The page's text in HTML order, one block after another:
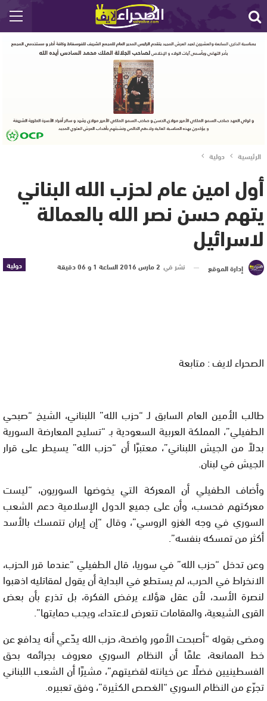
الرئيسية دولية
أول امين عام لحزب الله البناني
يتهم حسن نصر الله بالعمالة
لاسرائيل
دولية إدارة الموقع نشر في 2 مارس 2016 الساعة 1 و 06 دقيقة
الصحراء لايف : متابعة
طالب الأمين العام السابق لـ “حزب الله” اللبناني، الشيخ “صبحي
الطفيلي”، المملكة العربية السعودية بـ “تسليح المعارضة السورية
بدلاً من الجيش اللبناني”، معتبرًا أن “حزب الله” يسيطر على قرار
الجيش في لبنان.
وأضاف الطفيلي أن المعركة التي يخوضها السوريون، “ليست
معركتهم فحسب، وأن على جميع الدول الإسلامية دعم الشعب
السوري في وجه الغزو الروسي”، وقال “إن إيران تتمسك بالأسد
أكثر من تمسكه بنفسه”.
وعن تدخل “حزب الله” في سوريا، قال الطفيلي “عندما قرر الحزب،
الانخراط في الحرب، لم يستطع في البداية أن يقول لمقاتليه اذهبوا
لنصرة الأسد، لأن عقل هؤلاء يرفض الفكرة، بل تذرع بأن بعض
القرى الشيعية، والمقامات تتعرض لاعتداء، ويجب حمايتها”.
ومضى بقوله “أصبحت الأمور واضحة، حزب الله يدّعي أنه يدافع عن
خط الممانعة، علمًا أن النظام السوري معروف بجرائمه بحق
الفسطينيين فضلًا عن خيانته لقضيتهم”، مشيرًا أن الشعب اللبناني
تجرّع من النظام السوري “الغصص الكثيرة”، وفق تعبيره.